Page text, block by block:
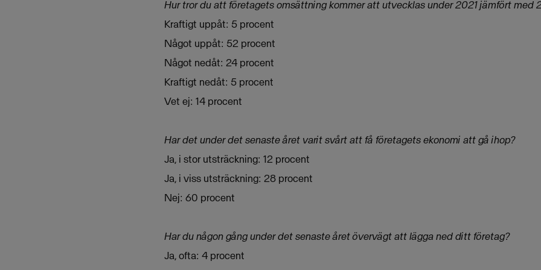
Hur tror du att företagets omsättning kommer att utvecklas under 2021 jämfört med
Kraftigt uppåt: 5 procent
Något uppåt: 52 procent
Något nedåt: 24 procent
Kraftigt nedåt: 5 procent
Vet ej: 14 procent
Har det under det senaste året varit svårt att få företagets ekonomi att gå ihop?
Ja, i stor utsträckning: 12 procent
Ja, i viss utsträckning: 28 procent
Nej: 60 procent
Har du någon gång under det senaste året övervägt att lägga ned ditt företag?
Ja, ofta: 4 procent